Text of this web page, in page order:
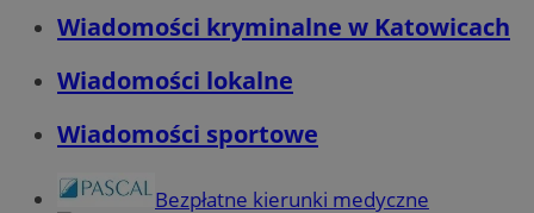
Wiadomości kryminalne w Katowicach
Wiadomości lokalne
Wiadomości sportowe
Bezpłatne kierunki medyczne